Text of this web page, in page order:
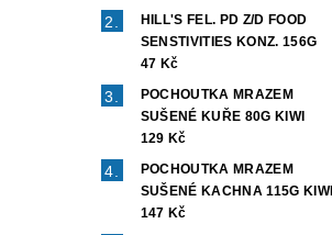
HILL'S FEL. PD Z/D FOOD
SENSTIVITIES KONZ. 156G
47 Kč
POCHOUTKA MRAZEM
SUŠENÉ KUŘE 80G KIWI
129 Kč
POCHOUTKA MRAZEM
SUŠENÉ KACHNA 115G KIWI
147 Kč